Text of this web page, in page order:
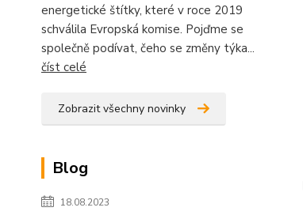
energetické štítky, které v roce 2019
schválila Evropská komise. Pojďme se
společně podívat, čeho se změny týka...
číst celé
Zobrazit všechny novinky
Blog
18.08.2023